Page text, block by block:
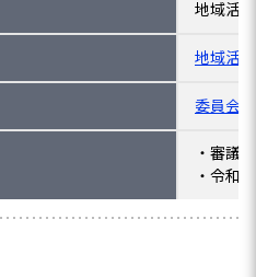
地域活
地域活
委員会
・審議
・令和